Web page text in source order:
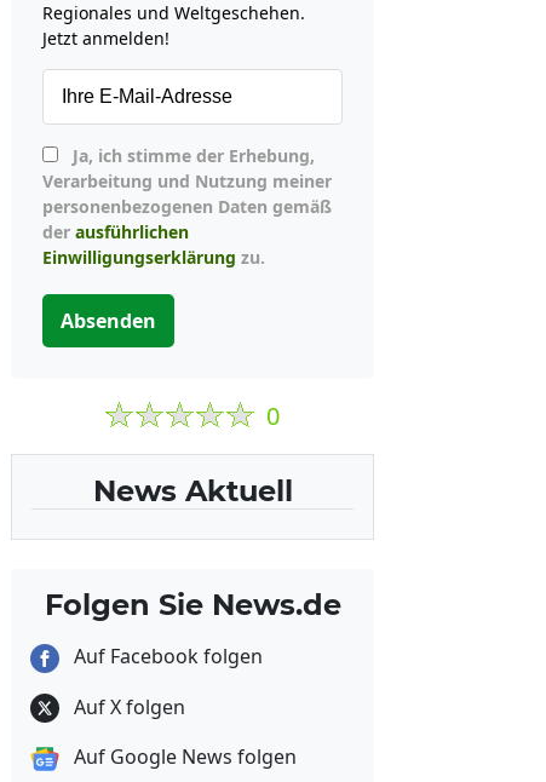
Regionales und Weltgeschehen.
Jetzt anmelden!
Verarbeitung und Nutzung meiner
personenbezogenen Daten gemäß
der ausführlichen
Einwilligungserklärung zu.
Absenden
0
News Aktuell
Folgen Sie News.de
Auf Facebook folgen
Auf X folgen
Auf Google News folgen